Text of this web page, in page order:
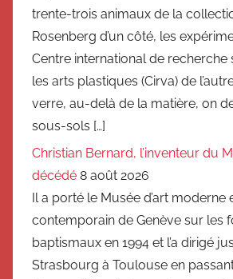
trente-trois animaux de la
Rosenberg d’un côté, les
Centre international de recherche
les arts plastiques (Cirva) de
verre, au-delà de la matière, on
sous-sols […]
Christian Bernard, l’inventeur du
décédé 8 août 2026
Il a porté le Musée d’art moderne
contemporain de Genève sur les
baptismaux en 1994 et l’a dirigé
Strasbourg à Toulouse en